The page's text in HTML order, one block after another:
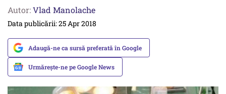
Autor:Vlad Manolache
Data publicării: 25 Apr 2018
Adaugă-ne ca sursă preferată în Google
Urmărește-ne pe Google News